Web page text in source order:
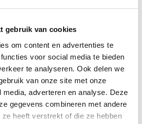
gebruik van cookies
om content en advertenties te
voor social media te bieden
te analyseren. Ook delen we
van onze site met onze
adverteren en analyse. Deze
gegevens combineren met andere
ze heeft verstrekt of die ze hebben
en de kansen zijn in het kader
het symposium betreft het
brede zin (onderzoeksgroepen,
researchinstellingen,
startups, CRA’s,
sponsors etc.).